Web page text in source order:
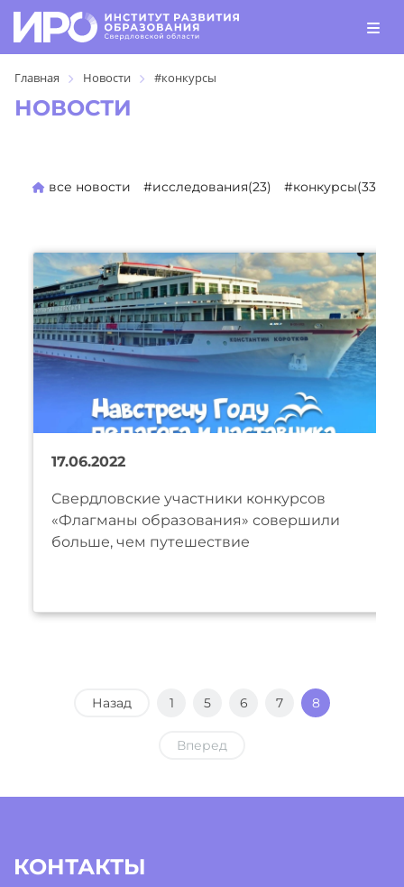
Главная Новости #конкурсы
НОВОСТИ
все новости #исследования(23) #конкурсы(330)
17.06.2022
Свердловские участники конкурсов
«Флагманы образования» совершили
больше, чем путешествие
Назад 1 5 6 7 8
Вперед
КОНТАКТЫ